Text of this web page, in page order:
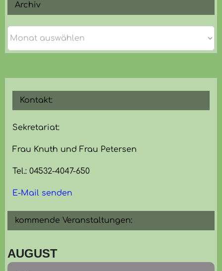
Kontakt:
Sekretariat:
Frau Knuth und Frau Petersen
Tel.: 04532-4047-650
E-Mail senden
kommende Veranstaltungen:
AUGUST
Archiv
Archiv